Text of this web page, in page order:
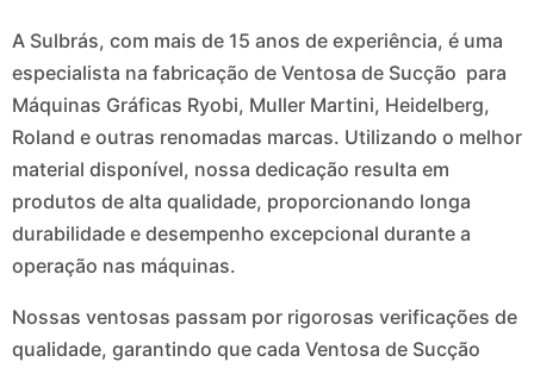
A Sulbrás, com mais de 15 anos de experiência, é uma
especialista na fabricação de Ventosa de Sucção para
Máquinas Gráficas Ryobi, Muller Martini, Heidelberg,
Roland e outras renomadas marcas. Utilizando o melhor
material disponível, nossa dedicação resulta em
produtos de alta qualidade, proporcionando longa
durabilidade e desempenho excepcional durante a
operação nas máquinas.
Nossas ventosas passam por rigorosas verificações de
qualidade, garantindo que cada Ventosa de Sucção